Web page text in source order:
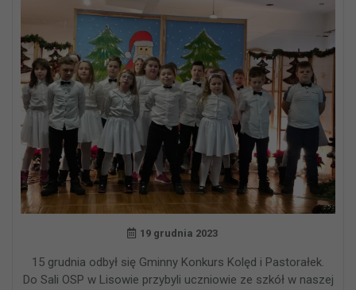
19 grudnia 2023
15 grudnia odbył się Gminny Konkurs Kolęd i Pastorałek.
Do Sali OSP w Lisowie przybyli uczniowie ze szkół w naszej